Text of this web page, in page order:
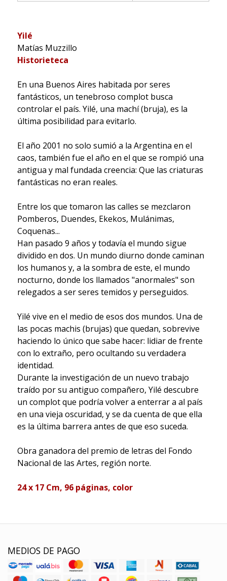
Yilé
Matías Muzzillo
Historieteca
En una Buenos Aires habitada por seres
fantásticos, un tenebroso complot busca
controlar el país. Yilé, una machí (bruja), es la
última posibilidad para evitarlo.
El año 2001 no solo sumió a la Argentina en el
caos, también fue el año en el que se rompió una
antigua y mal fundada creencia: Que las criaturas
fantásticas no eran reales.
Entre los que tomaron las calles se mezclaron
Pomberos, Duendes, Ekekos, Mulánimas,
Coquenas...
Han pasado 9 años y todavía el mundo sigue
dividido en dos. Un mundo diurno donde caminan
los humanos y, a la sombra de este, el mundo
nocturno, donde los llamados "anormales" son
relegados a ser seres temidos y perseguidos.
Yilé vive en el medio de esos dos mundos. Una de
las pocas machis (brujas) que quedan, sobrevive
haciendo lo único que sabe hacer: lidiar de frente
con lo extraño, pero ocultando su verdadera
identidad.
Durante la investigación de un nuevo trabajo
traído por su antiguo compañero, Yilé descubre
un complot que podría volver a enterrar a al país
en una vieja oscuridad, y se da cuenta de que ella
es la última barrera antes de que eso suceda.
Obra ganadora del premio de letras del Fondo
Nacional de las Artes, región norte.
24 x 17 Cm, 96 páginas, color
MEDIOS DE PAGO